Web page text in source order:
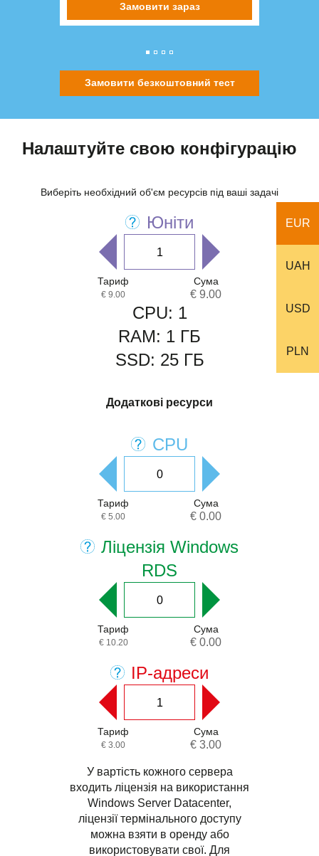
Замовити зараз
Замовити безкоштовний тест
Налаштуйте свою конфігурацію
Виберіть необхідний об'єм ресурсів під ваші задачі
Юніти
Тариф
€ 9.00
Сума
€ 9.00
CPU: 1
RAM: 1 ГБ
SSD: 25ГБ
Додаткові ресурси
CPU
Тариф
€ 5.00
Сума
€ 0.00
Ліцензія Windows
RDS
Тариф
€ 10.20
Сума
€ 0.00
IP-адреси
Тариф
€ 3.00
Сума
€ 3.00
У вартість кожного сервера
входить ліцензія на використання
Windows Server Datacenter,
ліцензії термінального доступу
можна взяти в оренду або
використовувати свої. Для
EUR
UAH
USD
PLN